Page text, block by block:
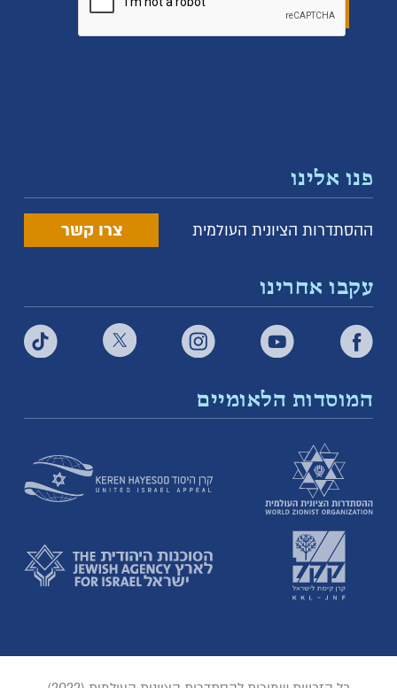
פנו אלינו
ההסתדרות הציונית העולמית צרו קשר
עקבו אחרינו
המוסדות הלאומיים